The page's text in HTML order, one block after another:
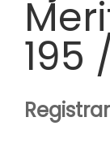
195